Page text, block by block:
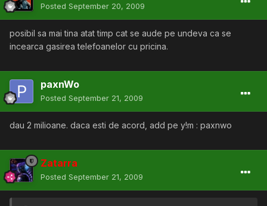
Posted September 20, 2009
posibil sa mai tina atat timp cat se aude pe undeva ca se
incearca gasirea telefoanelor cu pricina.
paxnWo
Posted September 21, 2009
dau 2 milioane. daca esti de acord, add pe y!m : paxnwo
Zatarra
Posted September 21, 2009